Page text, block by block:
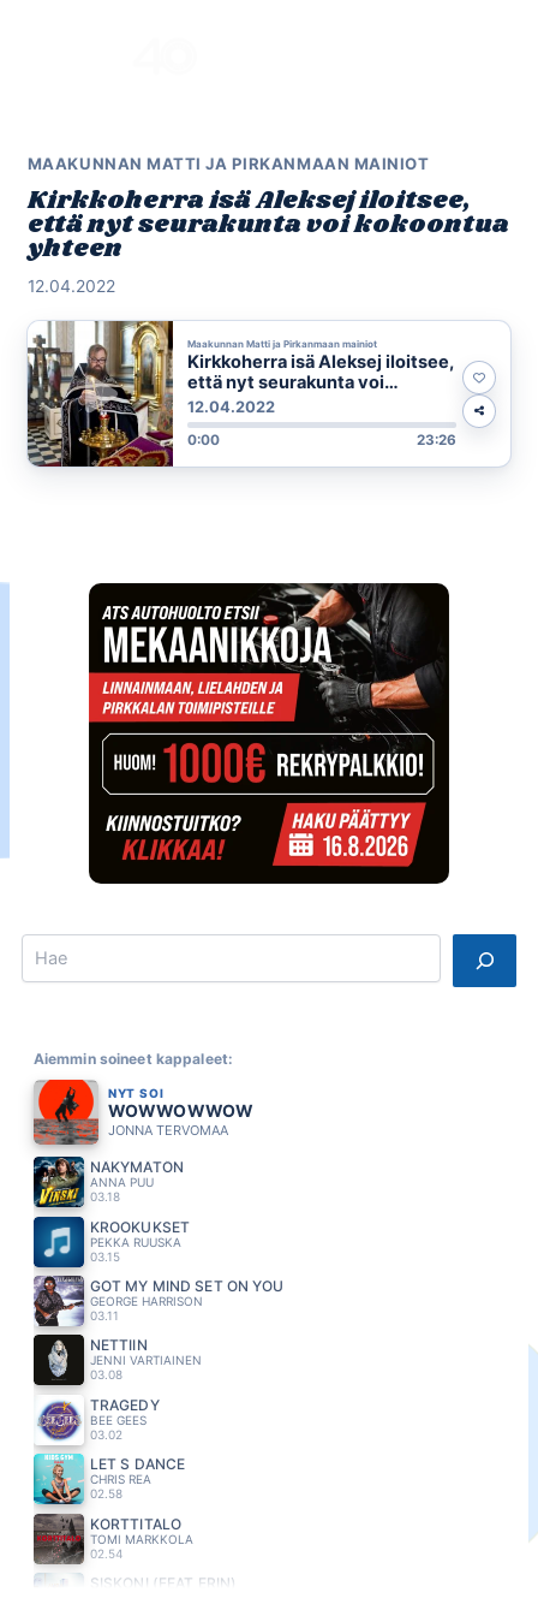
MAAKUNNAN MATTI JA PIRKANMAAN MAINIOT
Kirkkoherra isä Aleksej iloitsee,
että nyt seurakunta voi kokoontua
yhteen
12.04.2022
Maakunnan Matti ja Pirkanmaan mainiot
Kirkkoherra isä Aleksej iloitsee,
että nyt seurakunta voi
kokoontua yhteen
12.04.2022
0:00 23:26
Search
Aiemmin soineet kappaleet:
NYT SOI
WOWWOWWOW
JONNA TERVOMAA
NÄKYMÄTÖN
ANNA PUU
03.18
KROOKUKSET
PEKKA RUUSKA
03.15
GOT MY MIND SET ON YOU
GEORGE HARRISON
03.11
NETTIIN
JENNI VARTIAINEN
03.08
TRAGEDY
BEE GEES
03.02
LET S DANCE
CHRIS REA
02.58
KORTTITALO
TOMI MARKKOLA
02.54
SISKONI (FEAT ERIN)